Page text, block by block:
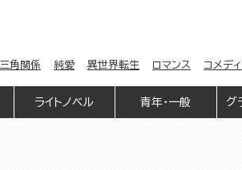
三角関係 純愛 異世界転生 ロマンス コメディ
ライトノベル 青年・一般 グ